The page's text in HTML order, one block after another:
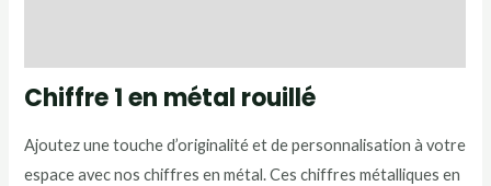
Chiffre 1 en métal rouillé
Ajoutez une touche d’originalité et de personnalisation à votre
espace avec nos chiffres en métal. Ces chiffres métalliques en